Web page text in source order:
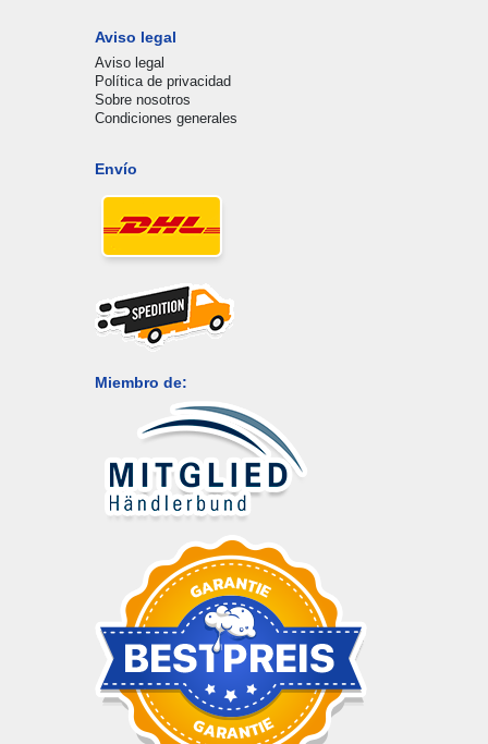
Aviso legal
Aviso legal
Política de privacidad
Sobre nosotros
Condiciones generales
Envío
Miembro de: